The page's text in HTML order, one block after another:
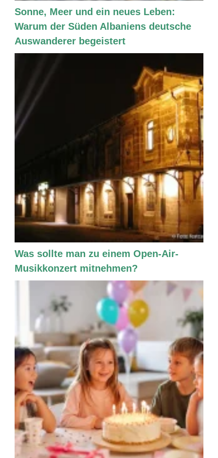
Sonne, Meer und ein neues Leben:
Warum der Süden Albaniens deutsche
Auswanderer begeistert
Was sollte man zu einem Open-Air-
Musikkonzert mitnehmen?